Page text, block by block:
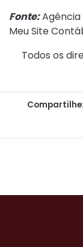
Fonte:Agência
Meu Site
Todos os
Compartilhe: